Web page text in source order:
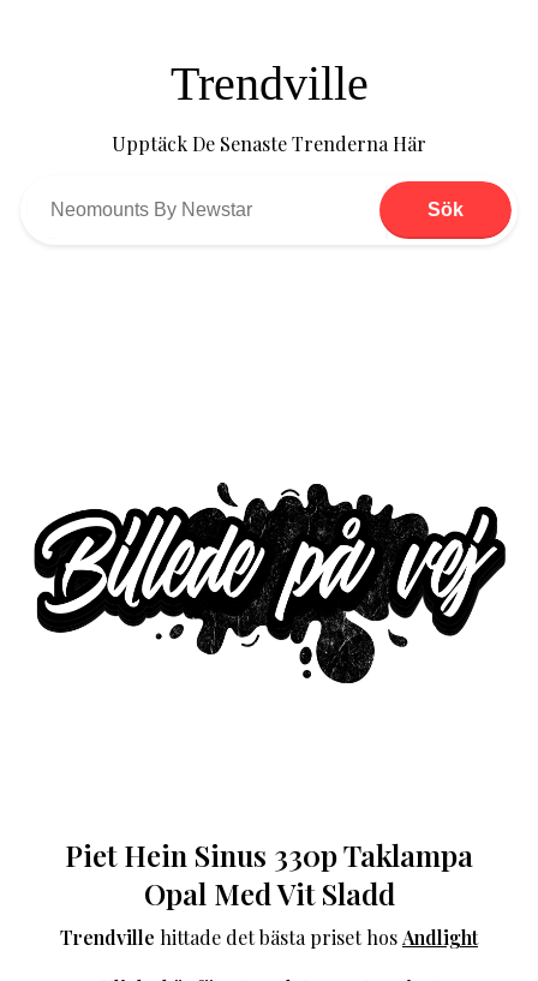
Trendville
Upptäck De Senaste Trenderna Här
Sök
Piet Hein Sinus 330p Taklampa
Opal Med Vit Sladd
Trendville hittade det bästa priset hosAndlight